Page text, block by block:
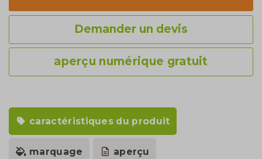
Demander un devis
aperçu numérique gratuit
caractéristiques du produit
marquage aperçu